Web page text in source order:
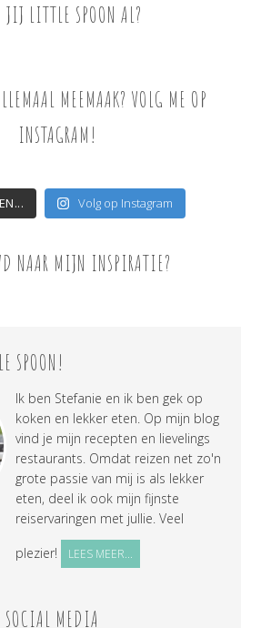
JIJ LITTLE SPOON AL?
MEEMAAK? VOLG ME OP
INSTAGRAM!
Volg op Instagram
NAAR MIJN INSPIRATIE?
SPOON!
Ik ben Stefanie en ik ben gek op
koken en lekker eten. Op mijn blog
vind je mijn recepten en lievelings
restaurants. Omdat reizen net zo'n
grote passie van mij is als lekker
eten, deel ik ook mijn fijnste
reiservaringen met jullie. Veel
plezier!
LEES MEER...
SOCIAL MEDIA